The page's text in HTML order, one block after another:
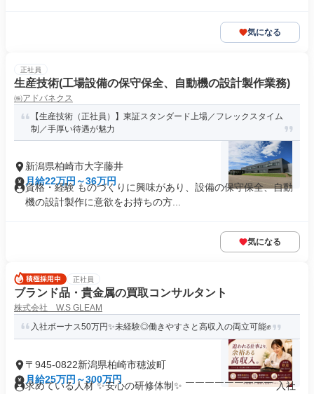
気になる
正社員
生産技術(工場設備の保守保全、自動機の設計製作業務)
㈱アドバネクス
【生産技術（正社員）】東証スタンダード上場／フレックスタイム
制／手厚い待遇が魅力
新潟県柏崎市大字藤井
月給22万円～36万円
資格・経験 ものづくりに興味があり、設備の保守保全、自動
機の設計製作に意欲をお持ちの方...
気になる
正社員
ブランド品・貴金属の買取コンサルタント
株式会社 W.S GLEAM
入社ボーナス50万円✨未経験◎働きやすさと高収入の両立可能✊
〒945-0822新潟県柏崎市穂波町
月給25万円～300万円
求めている人材 ✨安心の研修体制✨ ￣￣￣￣￣￣￣￣￣ 入社